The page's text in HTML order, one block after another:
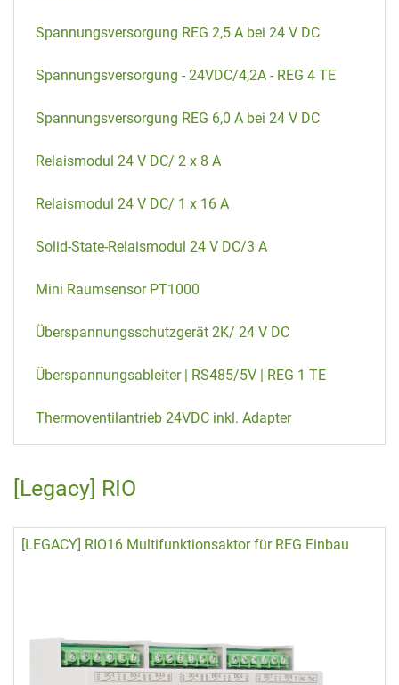
Spannungsversorgung REG 2,5 A bei 24 V DC
Spannungsversorgung - 24VDC/4,2A - REG 4 TE
Spannungsversorgung REG 6,0 A bei 24 V DC
Relaismodul 24 V DC/ 2 x 8 A
Relaismodul 24 V DC/ 1 x 16 A
Solid-State-Relaismodul 24 V DC/3 A
Mini Raumsensor PT1000
Überspannungsschutzgerät 2K/ 24 V DC
Überspannungsableiter | RS485/5V | REG 1 TE
Thermoventilantrieb 24VDC inkl. Adapter
[Legacy] RIO
[LEGACY] RIO16 Multifunktionsaktor für REG Einbau